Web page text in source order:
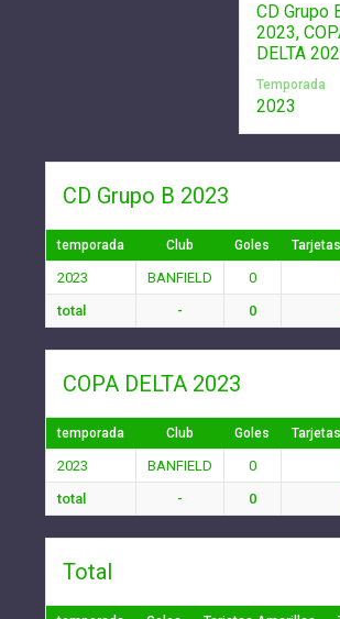
CD Grupo
2023,
DELTA
Temporada
2023
CD Grupo B 2023
temporada Club Goles
2023 BANFIELD 0
total
- 0
COPA DELTA 2023
temporada Club Goles
2023 BANFIELD 0
total
- 0
Total